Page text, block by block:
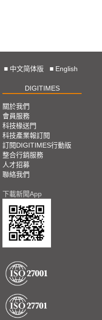
■ 中文简体版 ■ English
DIGITIMES
關於我們
會員服務
科技椽送門
科技產業報訂閱
訂閱DIGITIMES行動版
整合行銷服務
人才招募
聯絡我們
下載新聞App